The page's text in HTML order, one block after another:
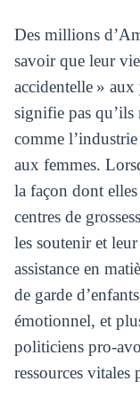
Des millions
savoir que leur
accidentelle »
signifie pas qu’ils
comme
aux femmes.
la façon dont
centres de
les soutenir et
assistance en
de garde
émotionnel, et
politiciens pro-
ressources vitales